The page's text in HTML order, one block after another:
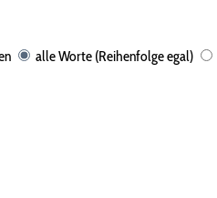
alle Worte (Reihenfolge egal)